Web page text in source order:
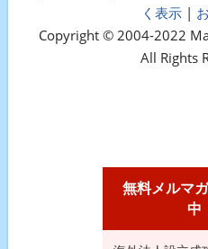
く表示 |
Copyright © 2004-2022
All Rights
無料メルマ
中